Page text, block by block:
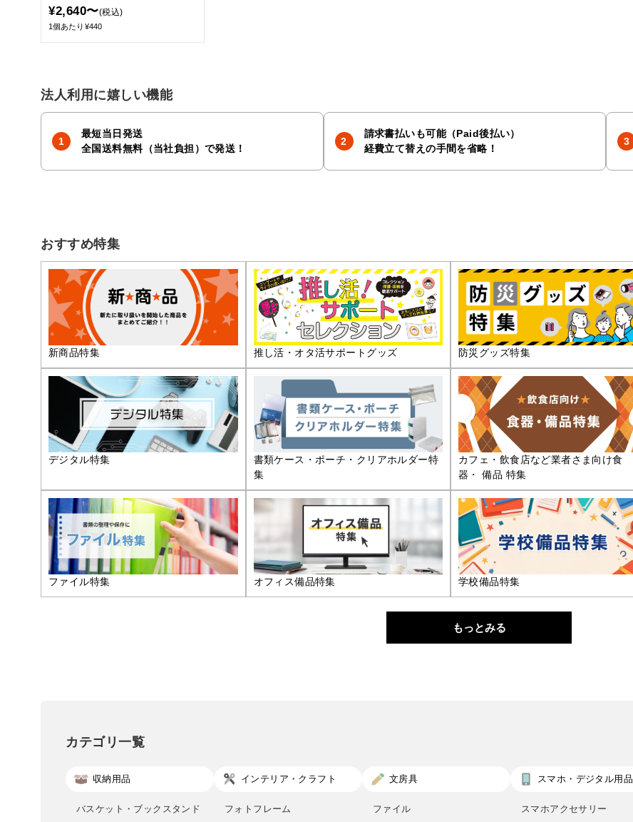
¥2,640〜(税込)
1個あたり¥440
法人利用に嬉しい機能
最短当日発送
全国送料無料（当社負担）で発送！
請求書払いも可能（Paid後払い）
経費立て替えの手間を省略！
おすすめ特集
新商品特集 推し活・オタ活サポートグッズ 防災グッズ特集
デジタル特集
書類ケース・ポーチ・クリアホルダー特
集
カフェ・飲食店など業者さま向け食
器・ 備品 特集
ファイル特集 オフィス備品特集 学校備品特集
もっとみる
カテゴリ一覧
収納用品
バスケット・ブックスタンド
インテリア・クラフト
フォトフレーム
文房具
ファイル
スマホ・デジタル用品
スマホアクセサリー